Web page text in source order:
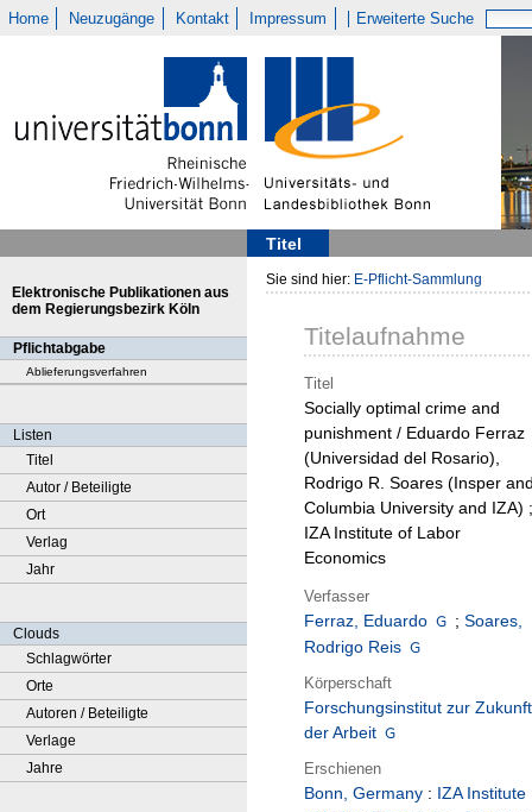
Home Neuzugänge Kontakt Impressum Erweiterte Suche
Titel
Elektronische Publikationen aus
dem Regierungsbezirk Köln
Pflichtabgabe
Ablieferungsverfahren
Listen
Titel
Autor / Beteiligte
Ort
Verlag
Jahr
Clouds
Schlagwörter
Orte
Autoren / Beteiligte
Verlage
Jahre
Sie sind hier: E-Pflicht-Sammlung
Titelaufnahme
Titel
Socially optimal crime and
punishment / Eduardo Ferraz
(Universidad del Rosario),
Rodrigo R. Soares (Insper
Columbia University and IZA) ;
IZA Institute of Labor
Economics
Verfasser
Ferraz, Eduardo ; Soares,
Rodrigo Reis
Körperschaft
Forschungsinstitut zur Zukunft
der Arbeit
Erschienen
Bonn, Germany : IZA Institute